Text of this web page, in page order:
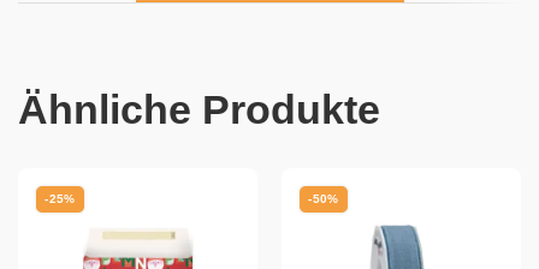
Ähnliche Produkte
-25% -50%